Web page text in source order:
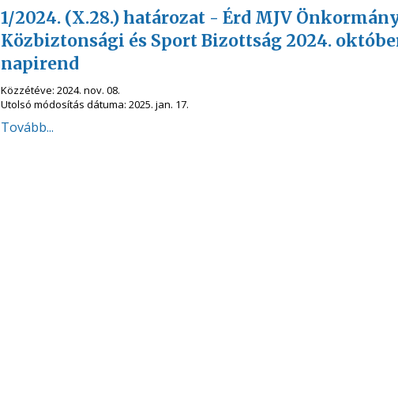
1/2024. (X.28.) határozat - Érd MJV
Közbiztonsági és Sport Bizottság 2024.
napirend
Közzétéve: 2024. nov. 08.
Utolsó módosítás dátuma: 2025. jan. 17.
Tovább...